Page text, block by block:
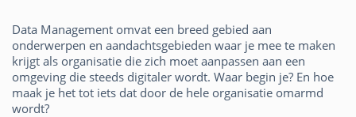
Data Management omvat een breed gebied aan
onderwerpen en aandachtsgebieden waar je mee te maken
krijgt als organisatie die zich moet aanpassen aan een
omgeving die steeds digitaler wordt. Waar begin je? En hoe
maak je het tot iets dat door de hele organisatie omarmd
wordt?